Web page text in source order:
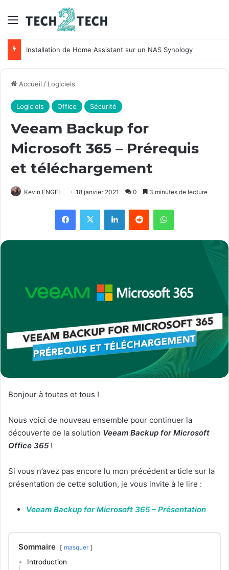
Menu
Installation de Home Assistant sur un NAS Synology
Accueil / Logiciels
Logiciels Office Sécurité
Veeam Backup for
Microsoft 365 – Prérequis
et téléchargement
Kevin ENGEL 18 janvier 2021 0 3 minutes de lecture
Facebook
X LinkedinReddit WhatsApp
Bonjour à toutes et tous !
Nous voici de nouveau ensemble pour continuer la
découverte de la solution Veeam Backup for Microsoft
Office 365!
Si vous n’avez pas encore lu mon précédent article sur la
présentation de cette solution, je vous invite à le lire :
Veeam Backup for Microsoft 365 – Présentation
Sommaire masquer
Introduction